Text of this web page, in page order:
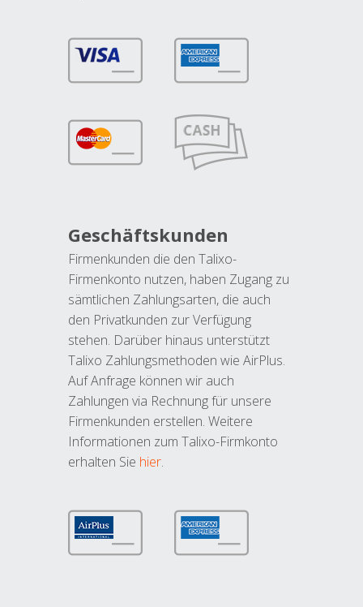
Geschäftskunden
Firmenkunden die den Talixo-
Firmenkonto nutzen, haben Zugang zu
sämtlichen Zahlungsarten, die auch
den Privatkunden zur Verfügung
stehen. Darüber hinaus unterstützt
Talixo Zahlungsmethoden wie AirPlus.
Auf Anfrage können wir auch
Zahlungen via Rechnung für unsere
Firmenkunden erstellen. Weitere
Informationen zum Talixo-Firmkonto
erhalten Sie hier.